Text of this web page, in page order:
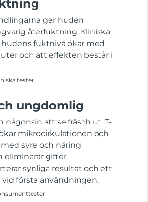
ger huden
återfuktning. Kliniska
fuktnivå ökar med
och att effekten består i
tester
ungdomlig
någonsin att se fräsch ut. T-
mikrocirkulationen och
syre och näring,
eliminerar gifter.
synliga resultat och ett
första användningen.